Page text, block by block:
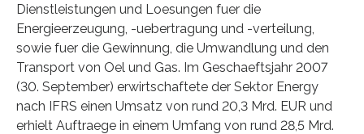
Dienstleistungen und Loesungen fuer die
Energieerzeugung, -uebertragung und -verteilung,
sowie fuer die Gewinnung, die Umwandlung und den
Transport von Oel und Gas. Im Geschaeftsjahr 2007
(30. September) erwirtschaftete der Sektor Energy
nach IFRS einen Umsatz von rund 20,3 Mrd. EUR und
erhielt Auftraege in einem Umfang von rund 28,5 Mrd.